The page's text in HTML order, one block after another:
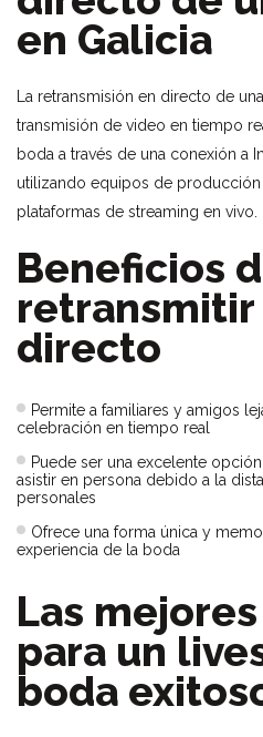
en Galicia
La retransmisión en directo de
transmisión de video en tiempo
boda a través de una conexión a
utilizando equipos de
plataformas de streaming en vivo.
Beneficios
retransmitir
directo
Permite a familiares y amigos
celebración en tiempo real
Puede ser una excelente
asistir en persona debido a la
personales
Ofrece una forma única y
experiencia de la boda
Las
para un
boda